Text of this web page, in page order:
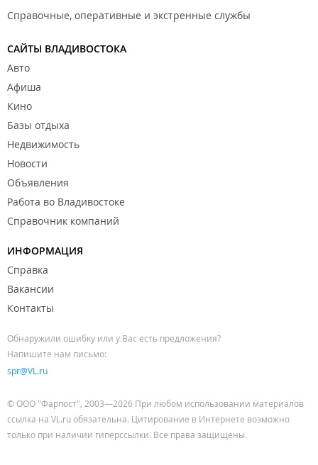
Справочные, оперативные и экстренные службы
САЙТЫ ВЛАДИВОСТОКА
Авто
Афиша
Кино
Базы отдыха
Недвижимость
Новости
Объявления
Работа во Владивостоке
Справочник компаний
ИНФОРМАЦИЯ
Справка
Вакансии
Контакты
Обнаружили ошибку или у Вас есть предложения?
Напишите нам письмо:
spr@VL.ru
© ООО "Фарпост", 2003—2026 При любом использовании материалов
ссылка на VL.ru обязательна. Цитирование в Интернете возможно
только при наличии гиперссылки. Все права защищены.